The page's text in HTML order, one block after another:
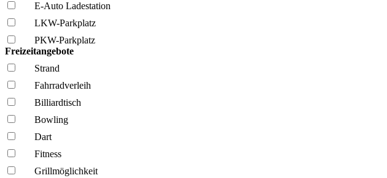
E-Auto Ladestation
LKW-Parkplatz
PKW-Parkplatz
Freizeitangebote
Strand
Fahrrad­verleih
Billiardtisch
Bowling
Dart
Fitness
Grillmöglich­keit